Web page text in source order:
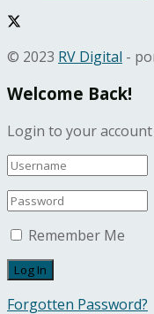
© 2023 RV Digital -
Welcome Back!
Login to your
Remember Me
Forgotten Password?